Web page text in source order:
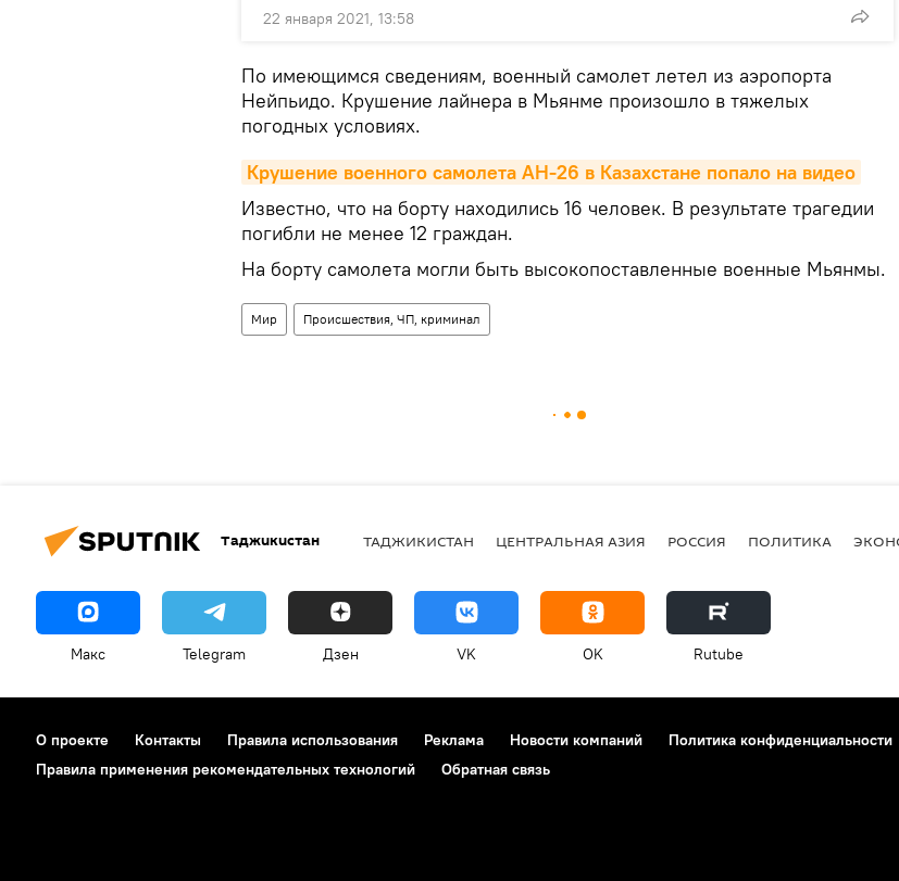
22 января 2021, 13:58
По имеющимся сведениям, военный самолет летел из аэропорта
Нейпьидо. Крушение лайнера в Мьянме произошло в тяжелых
погодных условиях.
Крушение военного самолета АН-26 в Казахстане попало на видео
Известно, что на борту находились 16 человек. В результате трагедии
погибли не менее 12 граждан.
На борту самолета могли быть высокопоставленные военные Мьянмы.
Мир Происшествия, ЧП, криминал
Таджикистан ТАДЖИКИСТАН ЦЕНТРАЛЬНАЯ АЗИЯ РОССИЯ ПОЛИТИКА
Макс Telegram Дзен VK OK Rutube
О проекте Контакты Правила использования Реклама Новости компаний Политика конфиденциальности
Правила применения рекомендательных технологий
Обратная связь